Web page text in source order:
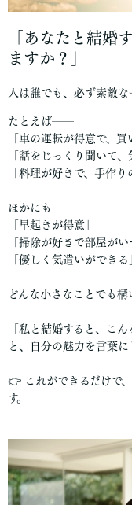
「あなたと結婚
ますか？」
人は誰でも、必ず素敵な
たとえば──
「車の運転が得意で、買
「話をじっくり聞いて
「料理が好きで、手作り
ほかにも
「早起きが得意」
「掃除が好きで部屋がい
「優しく気遣いができる
どんな小さなことでも構
「私と結婚すると、こ
と、自分の魅力を言葉に
👉 これができるだけで
す。